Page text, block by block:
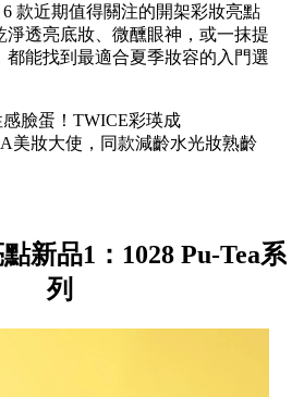
6 款近期值得關注的開架彩妝亮點
淨透亮底妝、微醺眼神，或一抹提
都能找到最適合夏季妝容的入門選
臉蛋！TWICE彩瑛成
美妝大使，同款減齡水光妝熟齡
新品1：1028 Pu-Tea系
列